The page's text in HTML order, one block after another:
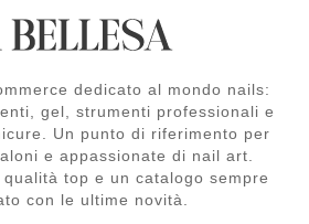
dedicato al mondo nails:
gel, strumenti professionali e
Un punto di riferimento per
e appassionate di nail art.
top e un catalogo sempre
con le ultime novità.